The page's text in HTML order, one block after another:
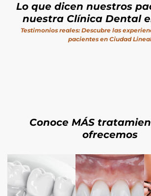
Lo que dicen nuestros
nuestra Clínica Dental
Testimonios reales: Descubre las
pacientes en Ciudad
Conoce MÁS
ofrecemos